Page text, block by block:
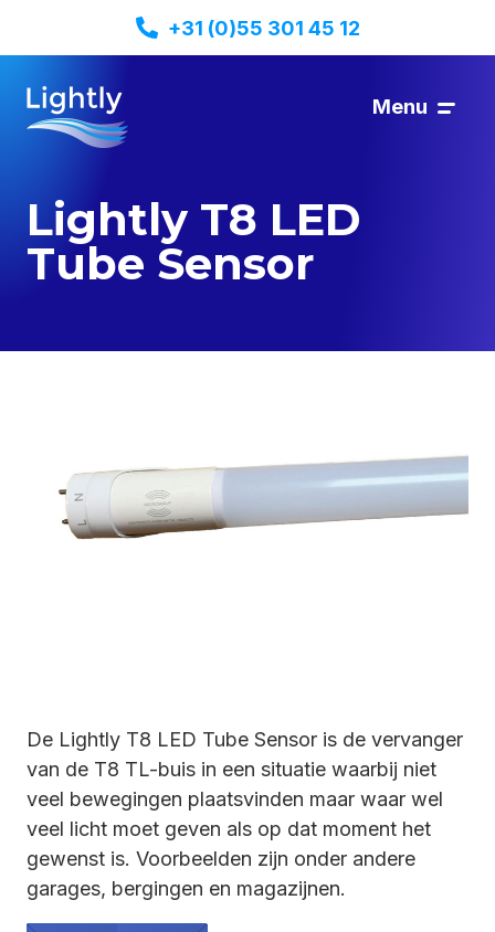
Menu
+31 (0)55 301 45 12
Lightly T8 LED
Tube Sensor
De Lightly T8 LED Tube Sensor is de vervanger
van de T8 TL-buis in een situatie waarbij niet
veel bewegingen plaatsvinden maar waar wel
veel licht moet geven als op dat moment het
gewenst is. Voorbeelden zijn onder andere
garages, bergingen en magazijnen.